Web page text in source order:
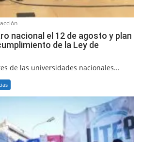
nacional el 12 de agosto y plan
de la Ley de
de las universidades nacionales...